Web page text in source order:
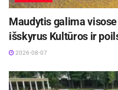
Maudytis galima
išskyrus Kultūros ir
2026-08-07